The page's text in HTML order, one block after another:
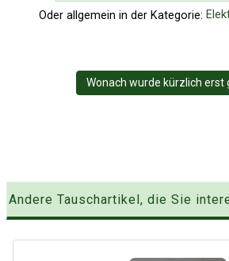
Oder allgemein in der Kategorie:
Wonach wurde kürzlich erst
Andere Tauschartikel, die Sie